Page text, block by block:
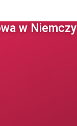
w Niemczy